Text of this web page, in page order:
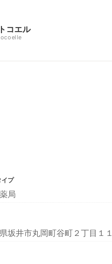
トコエル
イプ
局
坂井市丸岡町谷町２丁目１１